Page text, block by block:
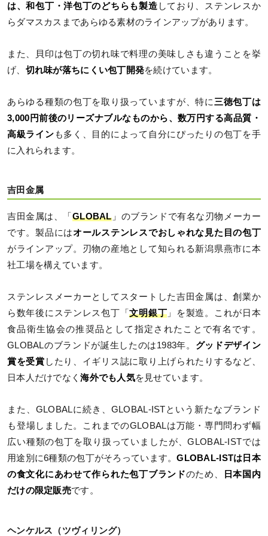
は、和包丁・洋包丁のどちらも製造 しており、ステンレスか
らダマスカスまであらゆる素材のラインアップがあります。
また、貝印は包丁の切れ味で料理の美味しさも違うことを挙
げ、 切れ味が落ちにくい包丁開発を続けています。
あらゆる種類の包丁を取り扱っていますが、特に 三徳包丁は
3,000円前後のリーズナブルなものから、数万円する高品質・
高級ラインも多く、目的によって自分にぴったりの包丁を手
に入れられます。
吉田金属
吉田金属は、「GLOBAL」のブランドで有名な刃物メーカー
です。製品にはオールステンレスでおしゃれな見た目の包丁
がラインアップ。刃物の産地として知られる新潟県燕市に本
社工場を構えています。
ステンレスメーカーとしてスタートした吉田金属は、創業か
ら数年後にステンレス包丁「文明銀丁 」を製造。これが日本
食品衛生協会の推奨品として指定されたことで有名です。
GLOBALのブランドが誕生したのは1983年。 グッドデザイン
賞を受賞 したり、イギリス誌に取り上げられたりするなど、
日本人だけでなく海外でも人気を見せています。
また、GLOBALに続き、GLOBAL-ISTという新たなブランド
も登場しました。これまでのGLOBALは万能・専門問わず幅
広い種類の包丁を取り扱っていましたが、GLOBAL-ISTでは
用途別に6種類の包丁がそろっています。GLOBAL-ISTは日本
の食文化にあわせて作られた包丁ブランドのため、
日本国内
だけの限定販売です。
ヘンケルス（ツヴィリング）